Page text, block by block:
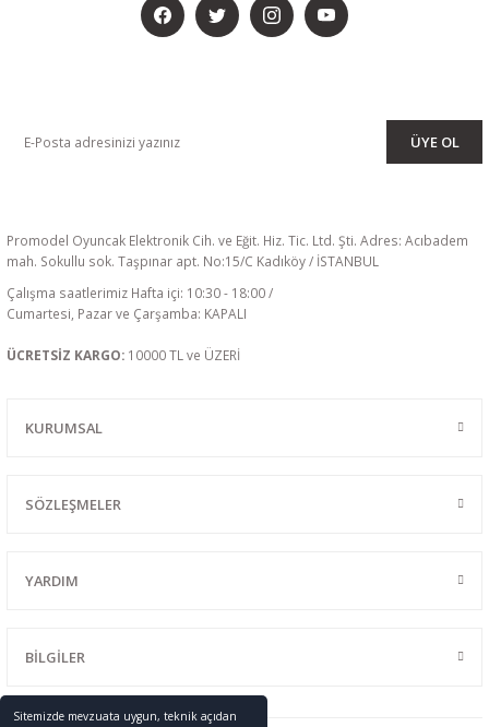
Sitemizde mevzuata uygun, teknik açıdan
ÜYE OL
Promodel Oyuncak Elektronik Cih. ve Eğit. Hiz. Tic. Ltd. Şti. Adres: Acıbadem
mah. Sokullu sok. Taşpınar apt. No:15/C Kadıköy / İSTANBUL
Çalışma saatlerimiz Hafta içi: 10:30 - 18:00 /
Cumartesi, Pazar ve Çarşamba: KAPALI
ÜCRETSİZ KARGO: 10000 TL ve ÜZERİ
KURUMSAL
SÖZLEŞMELER
YARDIM
BİLGİLER